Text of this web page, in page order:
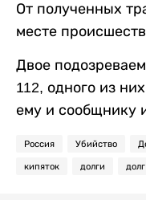
От полученных
месте
Двое
112, одного из
ему и сообщнику
Россия Убийство
кипяток долги долг